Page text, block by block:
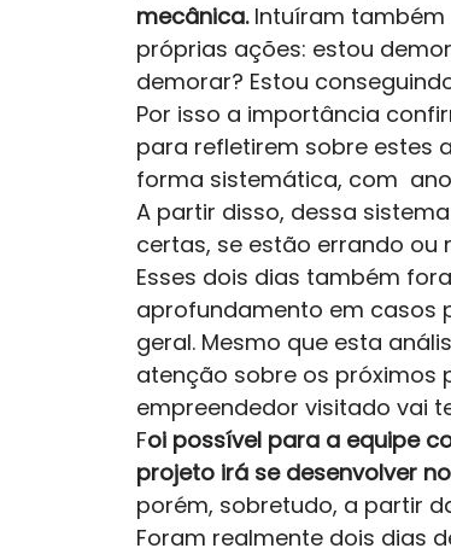
mecânica. Intuíram também
próprias ações: estou
demorar? Estou
Por isso a importância
para refletirem sobre estes
forma sistemática, com
A partir disso, dessa
certas, se estão errando ou
Esses dois dias também
aprofundamento em casos
geral. Mesmo que esta
atenção sobre os próximos
empreendedor visitado vai
Foi possível para a equipe
projeto irá se desenvolver
porém, sobretudo, a partir
Foram realmente dois dias